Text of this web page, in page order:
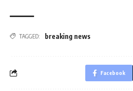
TAGGED: breaking news
Facebook